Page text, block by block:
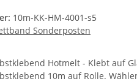
10m-KK-HM-4001-s5
Sonderposten
Hotmelt - Klebt auf
10m auf Rolle.